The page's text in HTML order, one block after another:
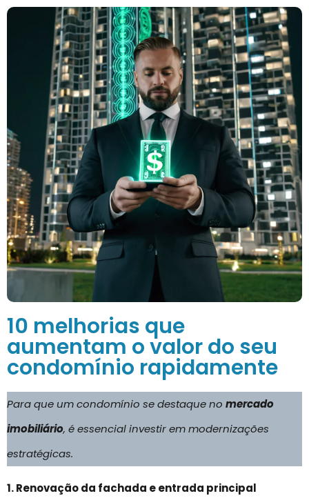
10 melhorias que
aumentam o valor do seu
condomínio rapidamente
Para que um condomínio se destaque no mercado
imobiliário, é essencial investir em modernizações
estratégicas.
1. Renovação da fachada e entrada principal